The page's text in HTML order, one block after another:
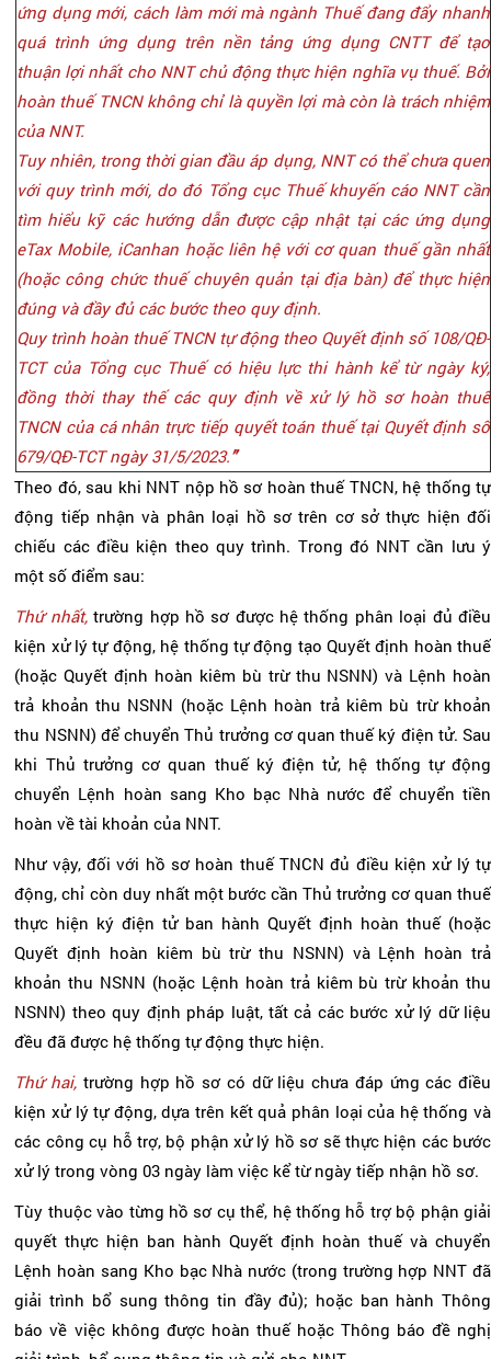
ứng dụng mới, cách làm mới mà ngành Thuế đang đẩy nhanh
quá trình ứng dụng trên nền tảng ứng dụng CNTT để tạo
thuận lợi nhất cho NNT chủ động thực hiện nghĩa vụ thuế. Bởi
hoàn thuế TNCN không chỉ là quyền lợi mà còn là trách nhiệm
của NNT.
Tuy nhiên, trong thời gian đầu áp dụng, NNT có thể chưa quen
với quy trình mới, do đó Tổng cục Thuế khuyến cáo NNT cần
tìm hiểu kỹ các hướng dẫn được cập nhật tại các ứng dụng
eTax Mobile, iCanhan hoặc liên hệ với cơ quan thuế gần nhất
(hoặc công chức thuế chuyên quản tại địa bàn) để thực hiện
đúng và đầy đủ các bước theo quy định.
Quy trình hoàn thuế TNCN tự động theo Quyết định số 108/QĐ-
TCT của Tổng cục Thuế có hiệu lực thi hành kể từ ngày ký,
đồng thời thay thế các quy định về xử lý hồ sơ hoàn thuế
TNCN của cá nhân trực tiếp quyết toán thuế tại Quyết định số
679/QĐ-TCT ngày 31/5/2023.”
Theo đó, sau khi NNT nộp hồ sơ hoàn thuế TNCN, hệ thống tự
động tiếp nhận và phân loại hồ sơ trên cơ sở thực hiện đối
chiếu các điều kiện theo quy trình. Trong đó NNT cần lưu ý
một số điểm sau:
Thứ nhất, trường hợp hồ sơ được hệ thống phân loại đủ điều
kiện xử lý tự động, hệ thống tự động tạo Quyết định hoàn thuế
(hoặc Quyết định hoàn kiêm bù trừ thu NSNN) và Lệnh hoàn
trả khoản thu NSNN (hoặc Lệnh hoàn trả kiêm bù trừ khoản
thu NSNN) để chuyển Thủ trưởng cơ quan thuế ký điện tử. Sau
khi Thủ trưởng cơ quan thuế ký điện tử, hệ thống tự động
chuyển Lệnh hoàn sang Kho bạc Nhà nước để chuyển tiền
hoàn về tài khoản của NNT.
Như vậy, đối với hồ sơ hoàn thuế TNCN đủ điều kiện xử lý tự
động, chỉ còn duy nhất một bước cần Thủ trưởng cơ quan thuế
thực hiện ký điện tử ban hành Quyết định hoàn thuế (hoặc
Quyết định hoàn kiêm bù trừ thu NSNN) và Lệnh hoàn trả
khoản thu NSNN (hoặc Lệnh hoàn trả kiêm bù trừ khoản thu
NSNN) theo quy định pháp luật, tất cả các bước xử lý dữ liệu
đều đã được hệ thống tự động thực hiện.
Thứ hai, trường hợp hồ sơ có dữ liệu chưa đáp ứng các điều
kiện xử lý tự động, dựa trên kết quả phân loại của hệ thống và
các công cụ hỗ trợ, bộ phận xử lý hồ sơ sẽ thực hiện các bước
xử lý trong vòng 03 ngày làm việc kể từ ngày tiếp nhận hồ sơ.
Tùy thuộc vào từng hồ sơ cụ thể, hệ thống hỗ trợ bộ phận giải
quyết thực hiện ban hành Quyết định hoàn thuế và chuyển
Lệnh hoàn sang Kho bạc Nhà nước (trong trường hợp NNT đã
giải trình bổ sung thông tin đầy đủ); hoặc ban hành Thông
báo về việc không được hoàn thuế hoặc Thông báo đề nghị